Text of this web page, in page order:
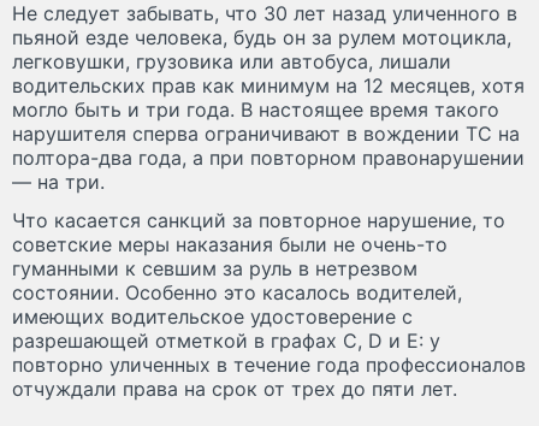
Не следует забывать, что 30 лет назад уличенного в
пьяной езде человека, будь он за рулем мотоцикла,
легковушки, грузовика или автобуса, лишали
водительских прав как минимум на 12 месяцев, хотя
могло быть и три года. В настоящее время такого
нарушителя сперва ограничивают в вождении ТС на
полтора-два года, а при повторном правонарушении
— на три.
Что касается санкций за повторное нарушение, то
советские меры наказания были не очень-то
гуманными к севшим за руль в нетрезвом
состоянии. Особенно это касалось водителей,
имеющих водительское удостоверение с
разрешающей отметкой в графах С, D и Е: у
повторно уличенных в течение года профессионалов
отчуждали права на срок от трех до пяти лет.